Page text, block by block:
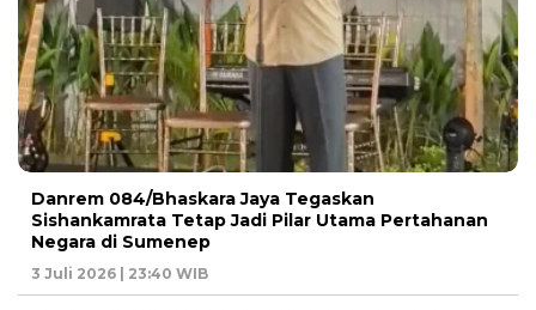
Danrem 084/Bhaskara Jaya Tegaskan
Sishankamrata Tetap Jadi Pilar Utama Pertahanan
Negara di Sumenep
3 Juli 2026 | 23:40 WIB